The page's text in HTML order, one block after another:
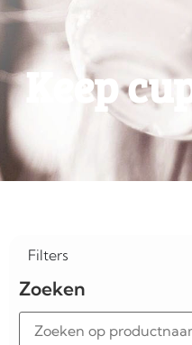
Keep
Filters
Zoeken